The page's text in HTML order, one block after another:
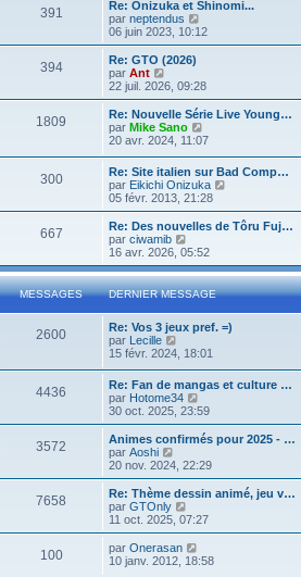
s
a
g
r
m
s
s
a
g
l
e
d
e
r
i
e
r
m
e
s
s
a
g
391
Re: Onizuka et Shinomi...
par neptendus
o
i
e
e
r
n
i
e
r
m
e
s
s
g
e
06 juin 2023, 10:12
394
Re: GTO (2026)
par Ant
o
i
r
l
e
e
r
n
i
e
r
m
e
s
s
a
22 juil. 2026, 09:28
1809
Re: Nouvelle Série Live Young…
par Mike Sano
o
l
e
d
r
i
e
r
m
s
a
g
e
20 avr. 2024, 11:07
300
Re: Site italien sur Bad Comp…
par Eikichi Onizuka
i
r
e
r
i
e
s
s
05 févr. 2013, 21:28
667
Re: Des nouvelles de Tôru Fuj…
par ciwamib
o
i
r
l
d
e
n
i
e
r
m
s
a
g
16 avr. 2026, 05:52
MESSAGES DERNIER MESSAGE
2600
Re: Vos 3 jeux pref. =)
par Lecille
l
e
d
e
r
i
e
r
m
e
s
s
a
15 févr. 2024, 18:01
4436
Re: Fan de mangas et culture …
par Hotome34
o
i
r
e
e
r
n
i
m
30 oct. 2025, 23:59
3572
Animes confirmés pour 2025 - …
par Aoshi
o
i
r
l
e
d
r
n
20 nov. 2024, 22:29
7658
Re: Thème dessin animé, jeu v…
par GTOnly
o
i
r
l
11 oct. 2025, 07:27
100 par Onerasan
o
10 janv. 2012, 18:58